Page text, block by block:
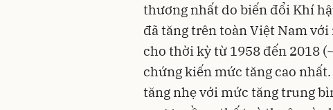
thương nhất do biến đổi Khí
đã tăng trên toàn Việt Nam
cho thời kỳ từ 1958 đến 2018
chứng kiến mức tăng cao
tăng nhẹ với mức tăng trung